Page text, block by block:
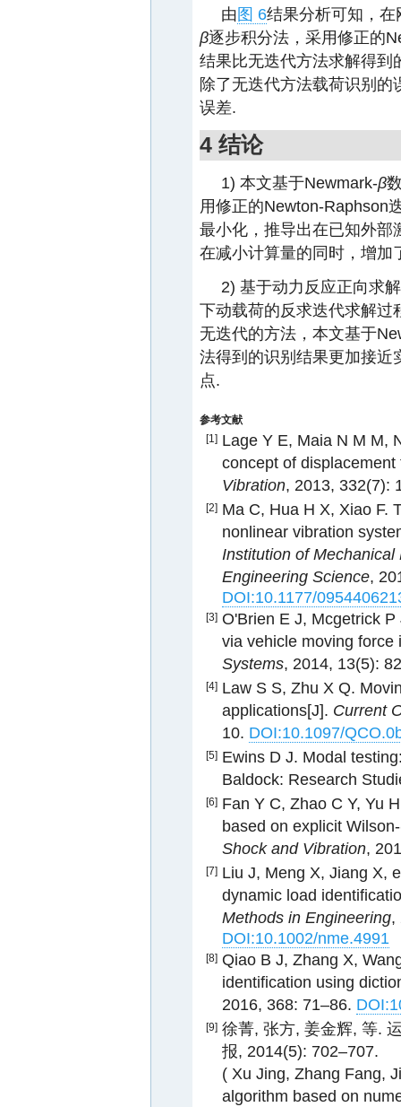
由 图 6结果分析可知，
β逐步积分法，采用修正的
结果比无迭代方法求解得到
除了无迭代方法载荷识别
误差.
4 结论
1) 本文基于Newmark-β
用修正的Newton-Raphson
最小化，推导出在已知外部
在减小计算量的同时，增加
2) 基于动力反应正向求
下动载荷的反求迭代求解过
无迭代的方法，本文基于
法得到的识别结果更加接近
点.
参考文献
[1] Lage Y E, Maia N M M,
concept of
Vibration, 2013, 332(7):
[2] Ma C, Hua H X, Xiao F.
nonlinear vibration
Institution of
Engineering Science,
DOI:10.1177/
[3] O'Brien E J, Mcgetrick
via vehicle moving
Systems, 2014, 13(5):
[4] Law S S, Zhu X Q.
applications[J]. Current
10. DOI:10.1097/
[5] Ewins D J. Modal
Baldock: Research
[6] Fan Y C, Zhao C Y, Yu
based on explicit Wilson-
Shock and Vibration,
[7] Liu J, Meng X, Jiang X,
dynamic load
Methods in Engineering,
DOI:10.1002/nme.4991
[8] Qiao B J, Zhang X,
identification using
2016, 368: 71–86.
[9] 徐菁, 张方, 姜金辉, 等.
报, 2014(5): 702–707.
( Xu Jing, Zhang Fang,
algorithm based on